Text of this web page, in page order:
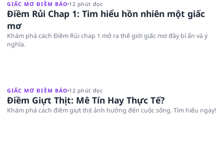
GIẤC MƠ ĐIỀM BÁO 12 phút đọc
Điềm Rủi Chap 1: Tìm hiểu hồn nhiên một giấc
mơ
Khám phá cách Điềm Rủi chap 1 mở ra thế giới giấc mơ đầy bí ẩn và ý
nghĩa.
GIẤC MƠ ĐIỀM BÁO 12 phút đọc
Điềm Giựt Thịt: Mê Tín Hay Thực Tế?
Khám phá cách điềm giựt thịt ảnh hưởng đến cuộc sống. Tìm hiểu ngay!